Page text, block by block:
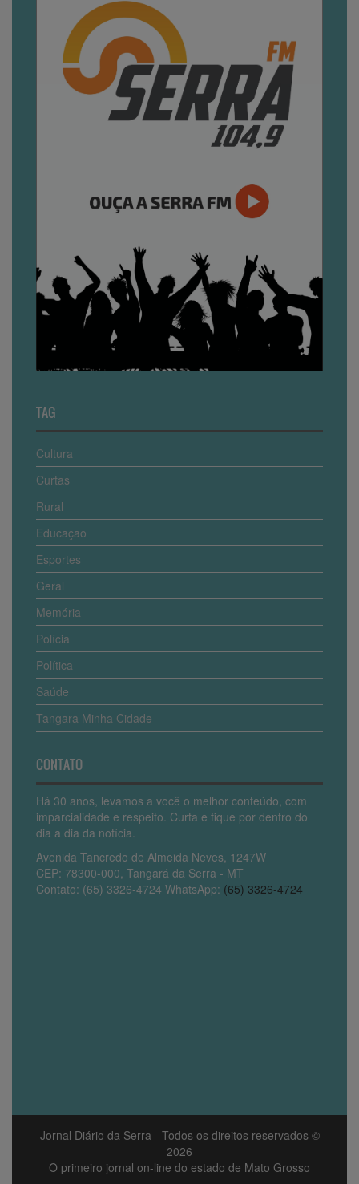
TAG
Cultura
Curtas
Rural
Educaçao
Esportes
Geral
Memória
Polícia
Política
Saúde
Tangara Minha Cidade
CONTATO
Há 30 anos, levamos a você o melhor conteúdo, com
imparcialidade e respeito. Curta e fique por dentro do
dia a dia da notícia.
Avenida Tancredo de Almeida Neves, 1247W
CEP: 78300-000, Tangará da Serra - MT
Contato: (65) 3326-4724 WhatsApp: (65) 3326-4724
Jornal Diário da Serra - Todos os direitos reservados ©
2026
O primeiro jornal on-line do estado de Mato Grosso